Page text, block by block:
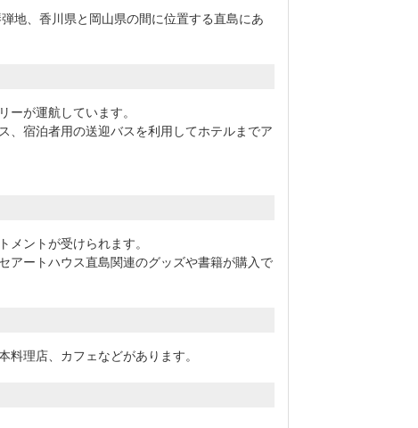
地、香川県と岡山県の間に位置する直島にあ
が運航しています。
、宿泊者用の送迎バスを利用してホテルまでア
ントが受けられます。
アートハウス直島関連のグッズや書籍が購入で
理店、カフェなどがあります。